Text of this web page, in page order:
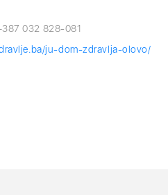
032 828-081
ju-dom-zdravlja-olovo/